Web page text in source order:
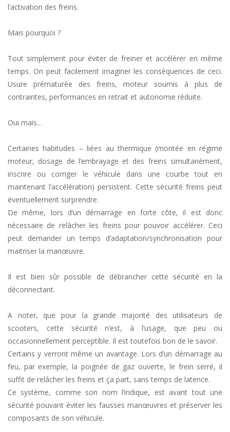
l’activation des freins.
Mais pourquoi ?
Tout simplement pour éviter de freiner et accélérer en même
temps. On peut facilement imaginer les conséquences de ceci.
Usure prématurée des freins, moteur soumis à plus de
contraintes, performances en retrait et autonomie réduite.
Oui mais…
Certaines habitudes – liées au thermique (montée en régime
moteur, dosage de l’embrayage et des freins simultanément,
inscrire ou corriger le véhicule dans une courbe tout en
maintenant l’accélération) persistent. Cette sécurité freins peut
éventuellement surprendre.
De même, lors d’un démarrage en forte côte, il est donc
nécessaire de relâcher les freins pour pouvoir accélérer. Ceci
peut demander un temps d’adaptation/synchronisation pour
maitriser la manœuvre.
Il est bien sûr possible de débrancher cette sécurité en la
déconnectant.
A noter, que pour la grande majorité des utilisateurs de
scooters, cette sécurité n’est, à l’usage, que peu ou
occasionnellement perceptible. Il est toutefois bon de le savoir.
Certains y verront même un avantage. Lors d’un démarrage au
feu, par exemple, la poignée de gaz ouverte, le frein serré, il
suffit de relâcher les freins et ça part, sans temps de latence.
Ce système, comme son nom l’indique, est avant tout une
sécurité pouvant éviter les fausses manœuvres et préserver les
composants de son véhicule.